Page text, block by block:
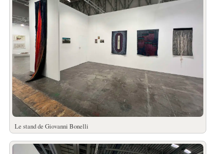
Le stand de Giovanni Bonelli